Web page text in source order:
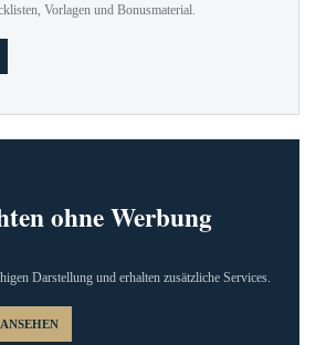
Vorlagen und Bonusmaterial.
ohne Werbung
Darstellung und erhalten zusätzliche Services.